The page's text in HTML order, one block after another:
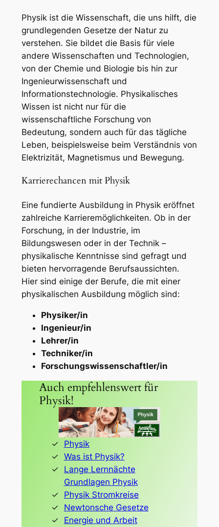
Physik ist die Wissenschaft, die uns hilft, die
grundlegenden Gesetze der Natur zu
verstehen. Sie bildet die Basis für viele
andere Wissenschaften und Technologien,
von der Chemie und Biologie bis hin zur
Ingenieurwissenschaft und
Informationstechnologie. Physikalisches
Wissen ist nicht nur für die
wissenschaftliche Forschung von
Bedeutung, sondern auch für das tägliche
Leben, beispielsweise beim Verständnis von
Elektrizität, Magnetismus und Bewegung.
Karrierechancen mit Physik
Eine fundierte Ausbildung in Physik eröffnet
zahlreiche Karrieremöglichkeiten. Ob in der
Forschung, in der Industrie, im
Bildungswesen oder in der Technik –
physikalische Kenntnisse sind gefragt und
bieten hervorragende Berufsaussichten.
Hier sind einige der Berufe, die mit einer
physikalischen Ausbildung möglich sind:
Physiker/in
Ingenieur/in
Lehrer/in
Techniker/in
Forschungswissenschaftler/in
Auch empfehlenswert für
Physik!
Physik
Was ist Physik?
Lange Lernnächte
Grundlagen Physik
Physik Stromkreise
Newtonsche Gesetze
Energie und Arbeit